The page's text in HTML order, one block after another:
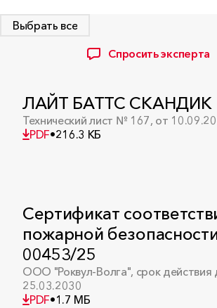
Выбрать все
Спросить эксперта
ЛАЙТ БАТТС СКАНДИК
Технический лист № 167, от
PDF•216.3 КБ
Сертификат
пожарной
00453/25
ООО "Роквул-Волга", срок действия
25.03.2030
PDF•1.7 МБ